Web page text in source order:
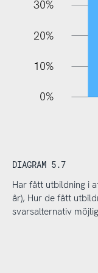
30%
20%
10%
0%
DIAGRAM 5.7
Har fått utbildning i
år), Hur de fått
svarsalternativ